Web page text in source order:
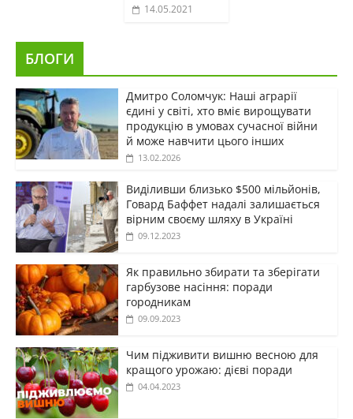
14.05.2021
БЛОГИ
Дмитро Соломчук: Наші аграрії
єдині у світі, хто вміє вирощувати
продукцію в умовах сучасної війни
й може навчити цього інших
13.02.2026
Виділивши близько $500 мільйонів,
Говард Баффет надалі залишається
вірним своєму шляху в Україні
09.12.2023
Як правильно збирати та зберігати
гарбузове насіння: поради
городникам
09.09.2023
Чим підживити вишню весною для
кращого урожаю: дієві поради
04.04.2023